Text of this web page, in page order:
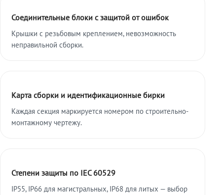
Соединительные блоки с защитой от ошибок
Крышки с резьбовым креплением, невозможность
неправильной сборки.
Карта сборки и идентификационные бирки
Каждая секция маркируется номером по строительно-
монтажному чертежу.
Степени защиты по IEC 60529
IP55, IP66 для магистральных, IP68 для литых — выбор